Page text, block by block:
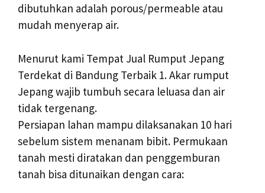
dibutuhkan adalah porous/permeable atau
mudah menyerap air.
Menurut kami Tempat Jual Rumput Jepang
Terdekat di Bandung Terbaik 1. Akar rumput
Jepang wajib tumbuh secara leluasa dan air
tidak tergenang.
Persiapan lahan mampu dilaksanakan 10 hari
sebelum sistem menanam bibit. Permukaan
tanah mesti diratakan dan penggemburan
tanah bisa ditunaikan dengan cara: